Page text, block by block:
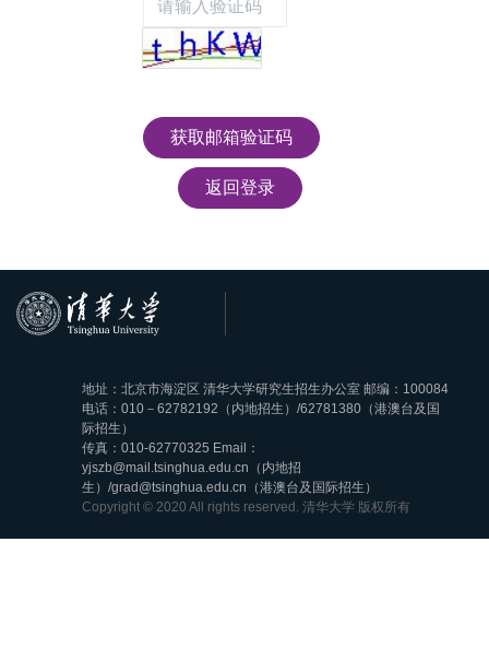
获取邮箱验证码
返回登录
地址：北京市海淀区 清华大学研究生招生办公室 邮编：100084
电话：010－62782192（内地招生）/62781380（港澳台及国
际招生）
传真：010-62770325 Email：
yjszb@mail.tsinghua.edu.cn（内地招
生）/grad@tsinghua.edu.cn（港澳台及国际招生）
Copyright © 2020 All rights reserved. 清华大学 版权所有